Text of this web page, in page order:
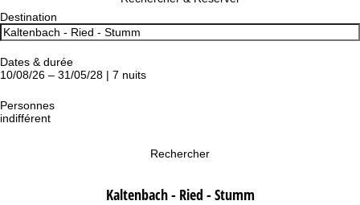
Destination
Dates & durée
10/08/26 – 31/05/28 | 7 nuits
Personnes
indifférent
Rechercher
Kaltenbach - Ried - Stumm